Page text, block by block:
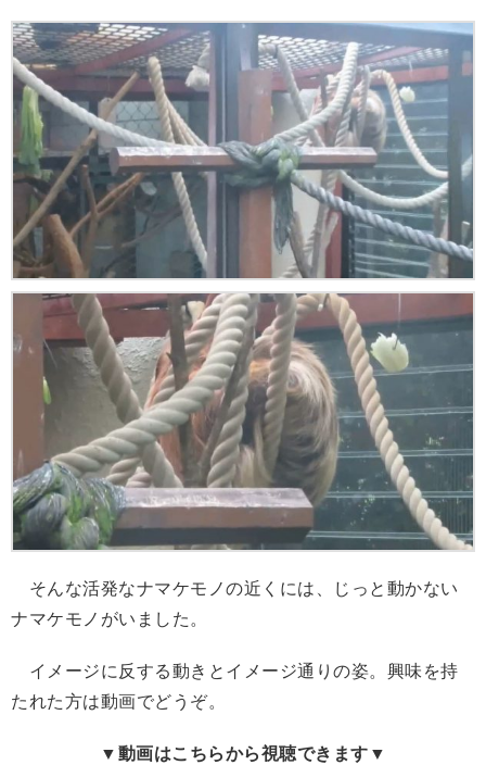
そんな活発なナマケモノの近くには、じっと動かない
ナマケモノがいました。
イメージに反する動きとイメージ通りの姿。興味を持
たれた方は動画でどうぞ。
▼動画はこちらから視聴できます▼